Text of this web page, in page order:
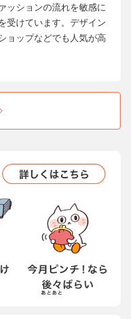
ッションの流れを敏感に
受けています。デザイン
ョップなどでも人気が高